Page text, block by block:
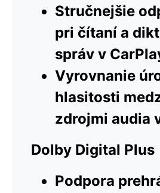
Stručnejšie
pri čítaní a
správ v
Vyrovnanie
hlasitosti
zdrojmi audia
Dolby Digital Plus
Podpora